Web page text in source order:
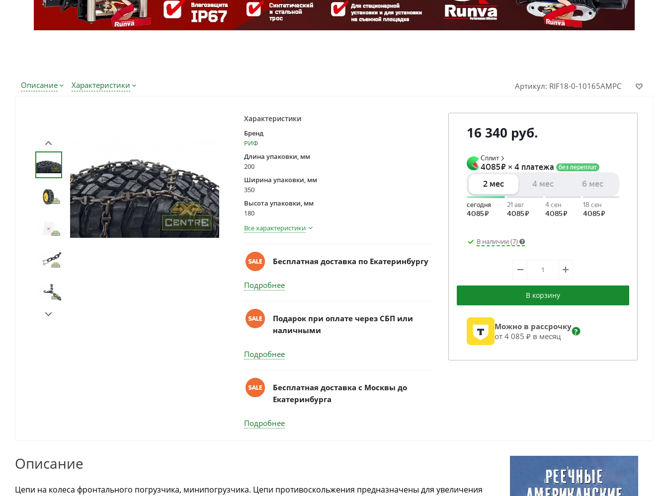
Описание Характеристики Артикул: RIF18-0-10165AMPC
Характеристики
Бренд
РИФ
Длина упаковки, мм
200
Ширина упаковки, мм
350
Высота упаковки, мм
180
Все характеристики
Бесплатная доставка по Екатеринбургу
Подробнее
Подарок при оплате через СБП или
наличными
Подробнее
Бесплатная доставка c Москвы до
Екатеринбурга
Подробнее
16 340 руб.
В наличии (7)
В корзину
Можно в рассрочку
от 4 085 ₽ в месяц
?
Описание
Цепи на колеса фронтального погрузчика, минипогрузчика. Цепи противоскольжения предназначены для увеличения